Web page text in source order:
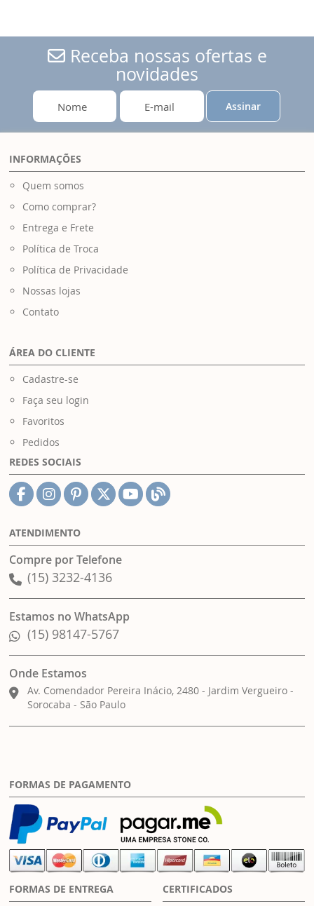
Receba nossas ofertas e
novidades
Assinar
INFORMAÇÕES
Quem somos
Como comprar?
Entrega e Frete
Política de Troca
Política de Privacidade
Nossas lojas
Contato
ÁREA DO CLIENTE
Cadastre-se
Faça seu login
Favoritos
Pedidos
REDES SOCIAIS
ATENDIMENTO
Compre por Telefone
(15) 3232-4136
Estamos no WhatsApp
(15) 98147-5767
Onde Estamos
Av. Comendador Pereira Inácio, 2480 - Jardim Vergueiro -
Sorocaba - São Paulo
FORMAS DE PAGAMENTO
FORMAS DE ENTREGA CERTIFICADOS